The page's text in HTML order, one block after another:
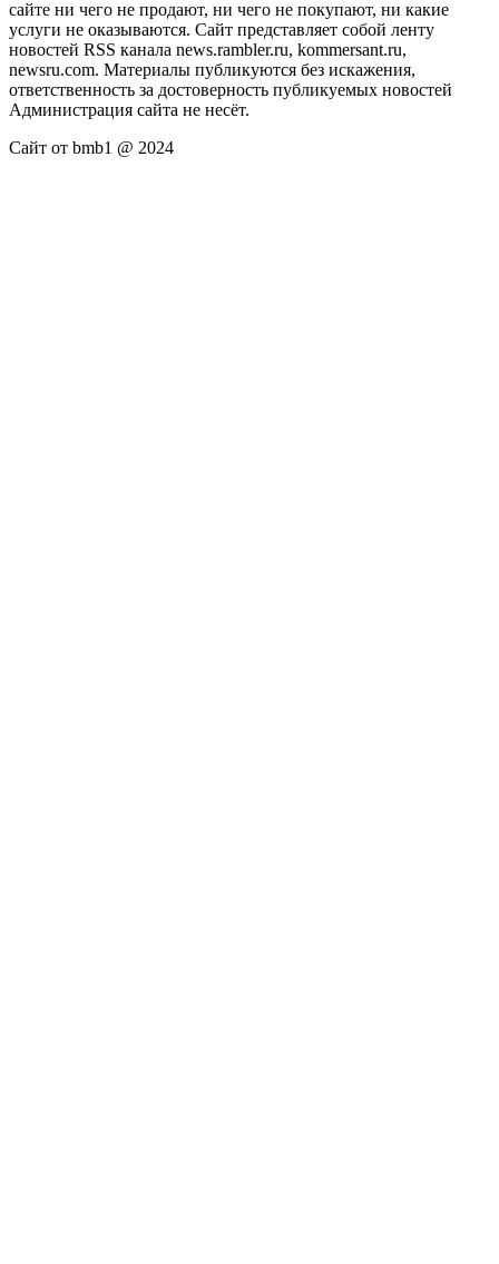
сайте ни чего не продают, ни чего не покупают, ни какие
услуги не оказываются. Сайт представляет собой ленту
новостей RSS канала news.rambler.ru, kommersant.ru,
newsru.com. Материалы публикуются без искажения,
ответственность за достоверность публикуемых новостей
Администрация сайта не несёт.
Сайт от bmb1 @ 2024